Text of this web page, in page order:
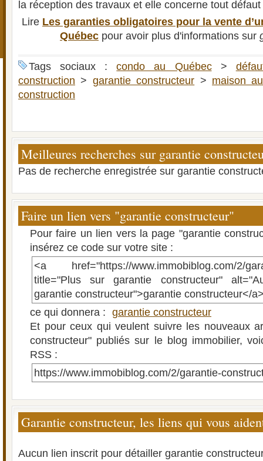
la réception des travaux et elle concerne tout
Lire Les garanties obligatoires pour la vente
Québec pour avoir plus d'informations sur
Tags sociaux :condo au Québec>
construction > garantie constructeur > maison
construction
Meilleures recherches sur garantie
Pas de recherche enregistrée sur garantie
Faire un lien vers "garantie constructeur"
Pour faire un lien vers la page "garantie
insérez ce code sur votre site :
<a href="https://www.immobiblog.com/2/
title="Plus sur garantie constructeur"
garantie constructeur">garantie constructeur</
ce qui donnera : garantie constructeur
Et pour ceux qui veulent suivre les nouveaux
constructeur" publiés sur le blog immobilier,
RSS :
https://www.immobiblog.com/2/garantie-
Garantie constructeur, les liens qui vous
Aucun lien inscrit pour détailler garantie